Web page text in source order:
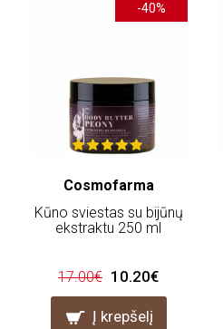
-40%
Cosmofarma
Kūno sviestas su bijūnų
ekstraktu 250 ml
17.00€ 10.20€
Į krepšelį